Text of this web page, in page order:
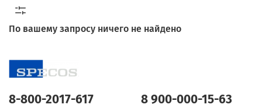
По вашему запросу ничего не найдено
8-800-2017-617 8 900-000-15-63